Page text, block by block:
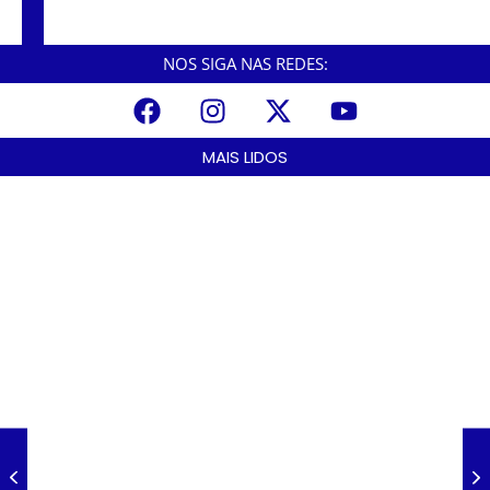
NOS SIGA NAS REDES:
MAIS LIDOS
A Nova Lei nº 15.109/25: Um Avanço na Garantia dos Honorários